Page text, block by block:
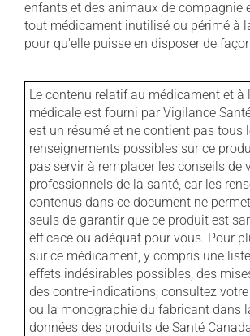
enfants et des animaux de compagnie
tout médicament inutilisé ou périmé à
pour qu'elle puisse en disposer de
Le contenu relatif au médicament et à
médicale est fourni par Vigilance
est un résumé et ne contient pas tous
renseignements possibles sur ce
pas servir à remplacer les conseils de
professionnels de la santé, car les
contenus dans ce document ne
seuls de garantir que ce produit est
efficace ou adéquat pour vous. Pour
sur ce médicament, y compris une
effets indésirables possibles, des
des contre-indications, consultez
ou la monographie du fabricant dans
données des produits de Santé